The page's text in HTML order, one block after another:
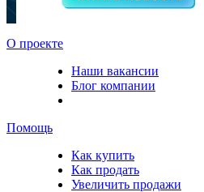
О проекте
Наши вакансии
Блог компании
Помощь
Как купить
Как продать
Увеличить продажи